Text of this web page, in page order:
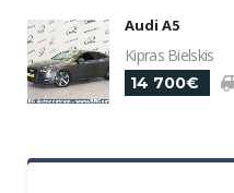
Audi A5
Kipras Bielskis
14 700€